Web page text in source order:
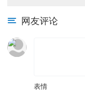
网友评论
表情